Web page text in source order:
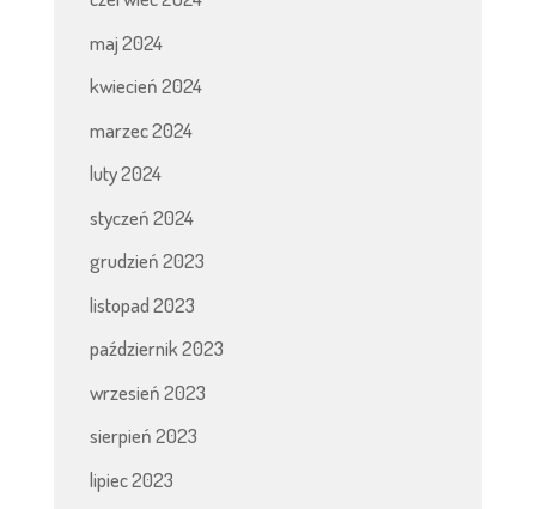
maj 2024
kwiecień 2024
marzec 2024
luty 2024
styczeń 2024
grudzień 2023
listopad 2023
październik 2023
wrzesień 2023
sierpień 2023
lipiec 2023